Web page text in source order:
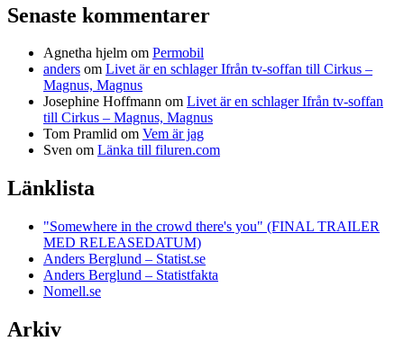
Senaste kommentarer
Agnetha hjelm om Permobil
anders om Livet är en schlager Ifrån tv-soffan till Cirkus –
Magnus, Magnus
Josephine Hoffmann om Livet är en schlager Ifrån tv-soffan
till Cirkus – Magnus, Magnus
Tom Pramlid om Vem är jag
Sven om Länka till filuren.com
Länklista
"Somewhere in the crowd there's you" (FINAL TRAILER
MED RELEASEDATUM)
Anders Berglund – Statist.se
Anders Berglund – Statistfakta
Nomell.se
Arkiv